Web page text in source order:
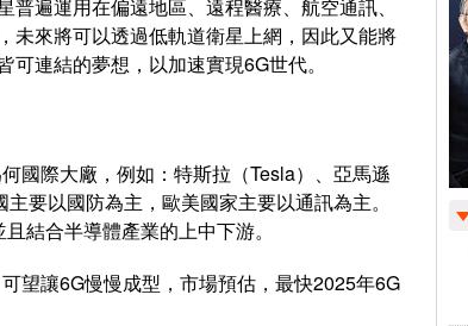
遍運用在偏遠地區、遠程醫療、航空通訊、
未來將可以透過低軌道衛星上網，因此又能將
連結的夢想，以加速實現6G世代。
國際大廠，例如：特斯拉（Tesla）、亞馬遜
要以國防為主，歐美國家主要以通訊為主。
結合半導體產業的上中下游。
望讓6G慢慢成型，市場預估，最快2025年6G